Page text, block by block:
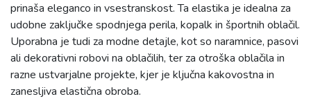
prinaša eleganco in vsestranskost. Ta elastika je idealna za
udobne zaključke spodnjega perila, kopalk in športnih oblačil.
Uporabna je tudi za modne detajle, kot so naramnice, pasovi
ali dekorativni robovi na oblačilih, ter za otroška oblačila in
razne ustvarjalne projekte, kjer je ključna kakovostna in
zanesljiva elastična obroba.